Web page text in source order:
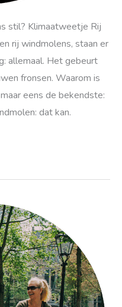
stil? Klimaatweetje Rij
rij windmolens, staan er
allemaal. Het gebeurt
fronsen. Waarom is
eens de bekendste:
dat kan.